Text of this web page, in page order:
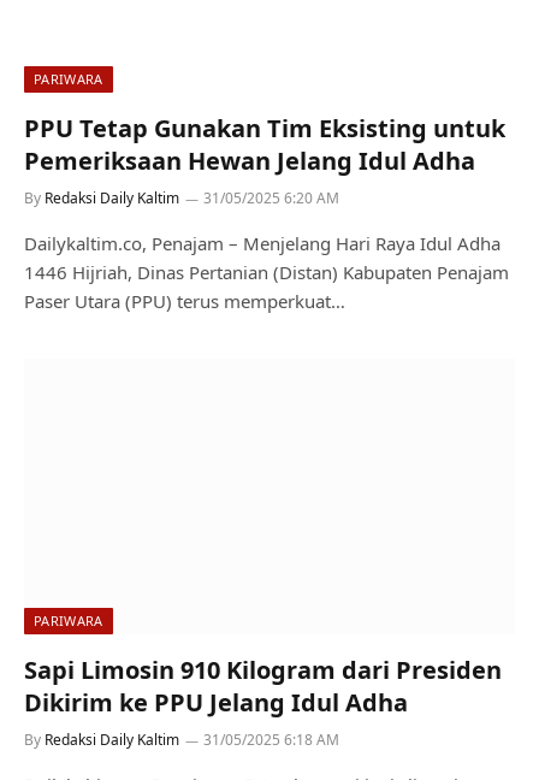
PARIWARA
PPU Tetap Gunakan Tim Eksisting untuk
Pemeriksaan Hewan Jelang Idul Adha
By Redaksi Daily Kaltim 31/05/2025 6:20 AM
Dailykaltim.co, Penajam – Menjelang Hari Raya Idul Adha
1446 Hijriah, Dinas Pertanian (Distan) Kabupaten Penajam
Paser Utara (PPU) terus memperkuat…
PARIWARA
Sapi Limosin 910 Kilogram dari Presiden
Dikirim ke PPU Jelang Idul Adha
By Redaksi Daily Kaltim 31/05/2025 6:18 AM